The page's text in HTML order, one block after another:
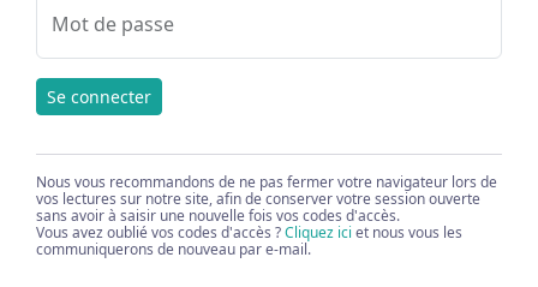
Mot de passe
Se connecter
Nous vous recommandons de ne pas fermer votre navigateur lors de
vos lectures sur notre site, afin de conserver votre session ouverte
sans avoir à saisir une nouvelle fois vos codes d'accès.
Vous avez oublié vos codes d'accès ?Cliquez ici et nous vous les
communiquerons de nouveau par e-mail.